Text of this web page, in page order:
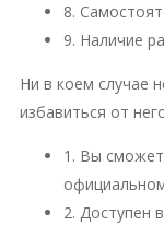
8.
9. Наличие
Ни в коем случае
избавиться от
1. Вы
2. Доступен